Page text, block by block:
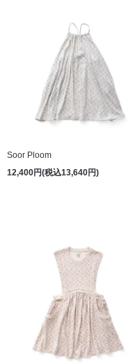
Soor Ploom
12,400円(税込13,640円)